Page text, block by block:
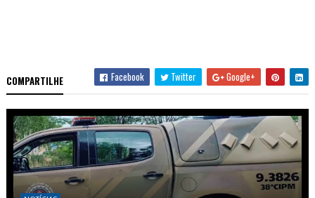
COMPARTILHE Facebook Twitter Google+